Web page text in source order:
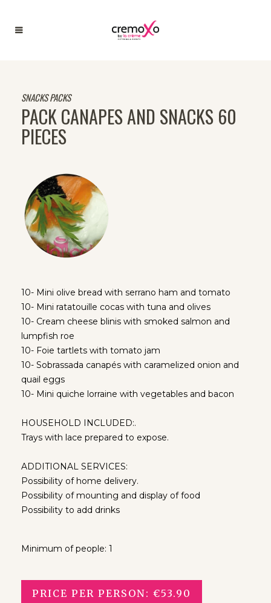
SNACKS PACKS
PACK CANAPES AND SNACKS 60
PIECES
10- Mini olive bread with serrano ham and tomato
10- Mini ratatouille cocas with tuna and olives
10- Cream cheese blinis with smoked salmon and
lumpfish roe
10- Foie tartlets with tomato jam
10- Sobrassada canapés with caramelized onion and
quail eggs
10- Mini quiche lorraine with vegetables and bacon
HOUSEHOLD INCLUDED:.
Trays with lace prepared to expose.
ADDITIONAL SERVICES:
Possibility of home delivery.
Possibility of mounting and display of food
Possibility to add drinks
Minimum of people: 1
PRICE PER PERSON: €53.90